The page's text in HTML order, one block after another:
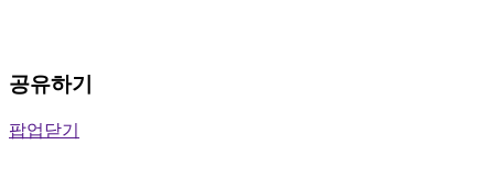
공유하기
팝업닫기